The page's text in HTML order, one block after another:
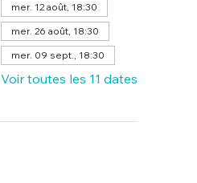
mer. 12 août, 18:30
mer. 26 août, 18:30
mer. 09 sept., 18:30
Voir toutes les 11 dates